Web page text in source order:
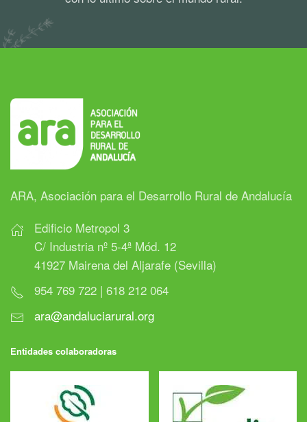
ARA, Asociación para el Desarrollo Rural de Andalucía
Edificio Metropol 3
C/ Industria nº 5-4ª Mód. 12
41927 Mairena del Aljarafe (Sevilla)
954 769 722 | 618 212 064
ara@andaluciarural.org
Entidades colaboradoras